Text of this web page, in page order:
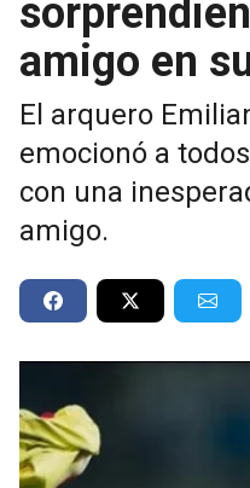
amigo en
El arquero
emocionó a
con una
amigo.